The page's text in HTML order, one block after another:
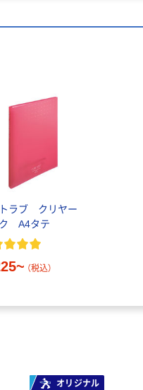
ラブ クリヤー
A4タテ
（税込）
オリジナル